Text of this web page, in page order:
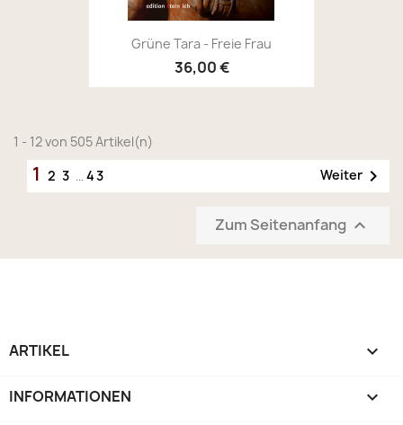
Grüne Tara - Freie Frau
36,00 €
1 - 12 von 505 Artikel(n)
1 2 3 … 43 Weiter 
Zum Seitenanfang 
ARTIKEL 
INFORMATIONEN 